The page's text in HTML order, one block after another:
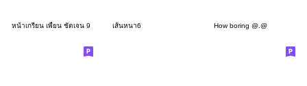
หน้าเกรียน เพี้ยน ชัดเจน 9 เส้นหนา6 How boring @.@